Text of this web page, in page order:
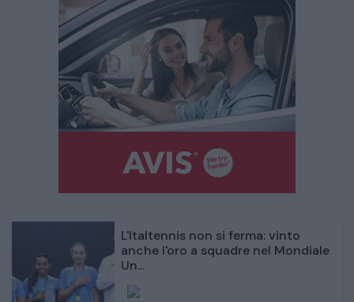
L'Italtennis non si ferma: vinto
anche l'oro a squadre nel Mondiale
Un...